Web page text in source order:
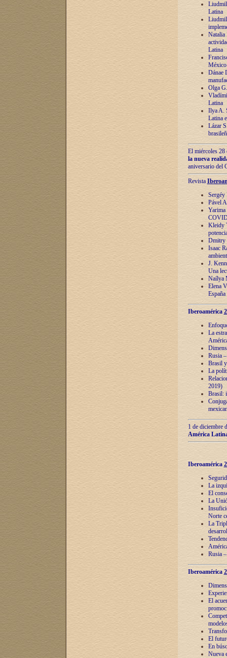
Latina
Natalia
Latina
México
Dánae
Olga
Latina
Ilya A.
Latina
Lázar
El miércoles 28
la nueva
aniversario del
Revista
Sergéy
Pável
Yarima
Kleidy
Dmitry
Isaac
J.
Una
Naílya
Elena
España
Iberoamérica
La
Rusia
Brasil
La
2019)
Brasil:
1 de diciembre
América
Iberoamérica
La
El
La
Norte
La
Rusia
Iberoamérica
El
El
En
Nueva